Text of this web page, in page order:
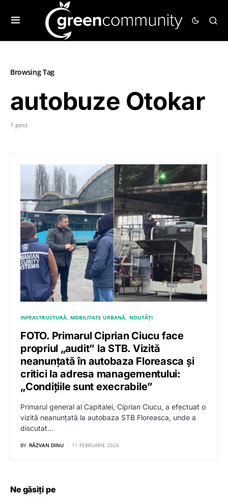
Browsing Tag
autobuze Otokar
1 post
INFRASTRUCTURĂ MOBILITATE URBANĂ NOUTĂȚI
FOTO. Primarul Ciprian Ciucu face
propriul „audit” la STB. Vizită
neanunțată în autobaza Floreasca și
critici la adresa managementului:
„Condițiile sunt execrabile”
Primarul general al Capitalei, Ciprian Ciucu, a efectuat o
vizită neanunțată la autobaza STB Floreasca, unde a
discutat…
BY RĂZVAN DINU 11 FEBRUARIE 2026
Ne găsiți pe